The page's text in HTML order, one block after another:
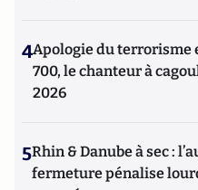
4Apologie du terrorisme
700, le chanteur à
2026
5Rhin & Danube à sec :
fermeture pénalise